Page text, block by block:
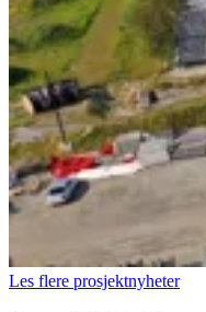
Les flere prosjektnyheter